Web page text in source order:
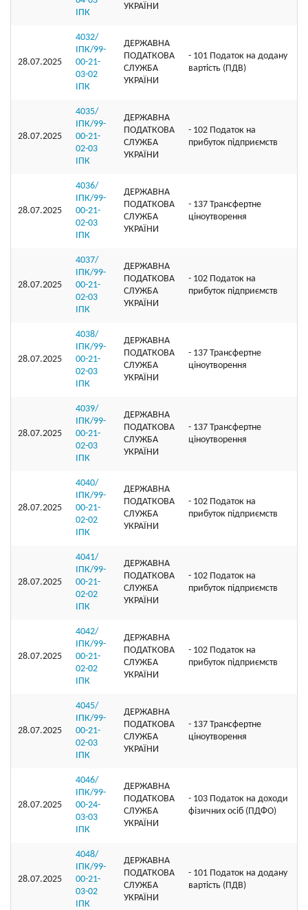
ІПК
УКРАЇНИ
28.07.2025
4032/
ІПК/99-
00-21-
03-02
ІПК
ДЕРЖАВНА
ПОДАТКОВА
СЛУЖБА
УКРАЇНИ
- 101 Податок на додану
вартість (ПДВ)
28.07.2025
4035/
ІПК/99-
00-21-
02-03
ІПК
ДЕРЖАВНА
ПОДАТКОВА
СЛУЖБА
УКРАЇНИ
- 102 Податок на
прибуток підприємств
28.07.2025
4036/
ІПК/99-
00-21-
02-03
ІПК
ДЕРЖАВНА
ПОДАТКОВА
СЛУЖБА
УКРАЇНИ
- 137 Трансфертне
ціноутворення
28.07.2025
4037/
ІПК/99-
00-21-
02-03
ІПК
ДЕРЖАВНА
ПОДАТКОВА
СЛУЖБА
УКРАЇНИ
- 102 Податок на
прибуток підприємств
28.07.2025
4038/
ІПК/99-
00-21-
02-03
ІПК
ДЕРЖАВНА
ПОДАТКОВА
СЛУЖБА
УКРАЇНИ
- 137 Трансфертне
ціноутворення
28.07.2025
4039/
ІПК/99-
00-21-
02-03
ІПК
ДЕРЖАВНА
ПОДАТКОВА
СЛУЖБА
УКРАЇНИ
- 137 Трансфертне
ціноутворення
28.07.2025
4040/
ІПК/99-
00-21-
02-02
ІПК
ДЕРЖАВНА
ПОДАТКОВА
СЛУЖБА
УКРАЇНИ
- 102 Податок на
прибуток підприємств
28.07.2025
4041/
ІПК/99-
00-21-
02-02
ІПК
ДЕРЖАВНА
ПОДАТКОВА
СЛУЖБА
УКРАЇНИ
- 102 Податок на
прибуток підприємств
28.07.2025
4042/
ІПК/99-
00-21-
02-02
ІПК
ДЕРЖАВНА
ПОДАТКОВА
СЛУЖБА
УКРАЇНИ
- 102 Податок на
прибуток підприємств
28.07.2025
4045/
ІПК/99-
00-21-
02-03
ІПК
ДЕРЖАВНА
ПОДАТКОВА
СЛУЖБА
УКРАЇНИ
- 137 Трансфертне
ціноутворення
28.07.2025
4046/
ІПК/99-
00-24-
03-03
ІПК
ДЕРЖАВНА
ПОДАТКОВА
СЛУЖБА
УКРАЇНИ
- 103 Податок на доходи
фізичних осіб (ПДФО)
28.07.2025
4048/
ІПК/99-
00-21-
03-02
ІПК
ДЕРЖАВНА
ПОДАТКОВА
СЛУЖБА
УКРАЇНИ
- 101 Податок на додану
вартість (ПДВ)